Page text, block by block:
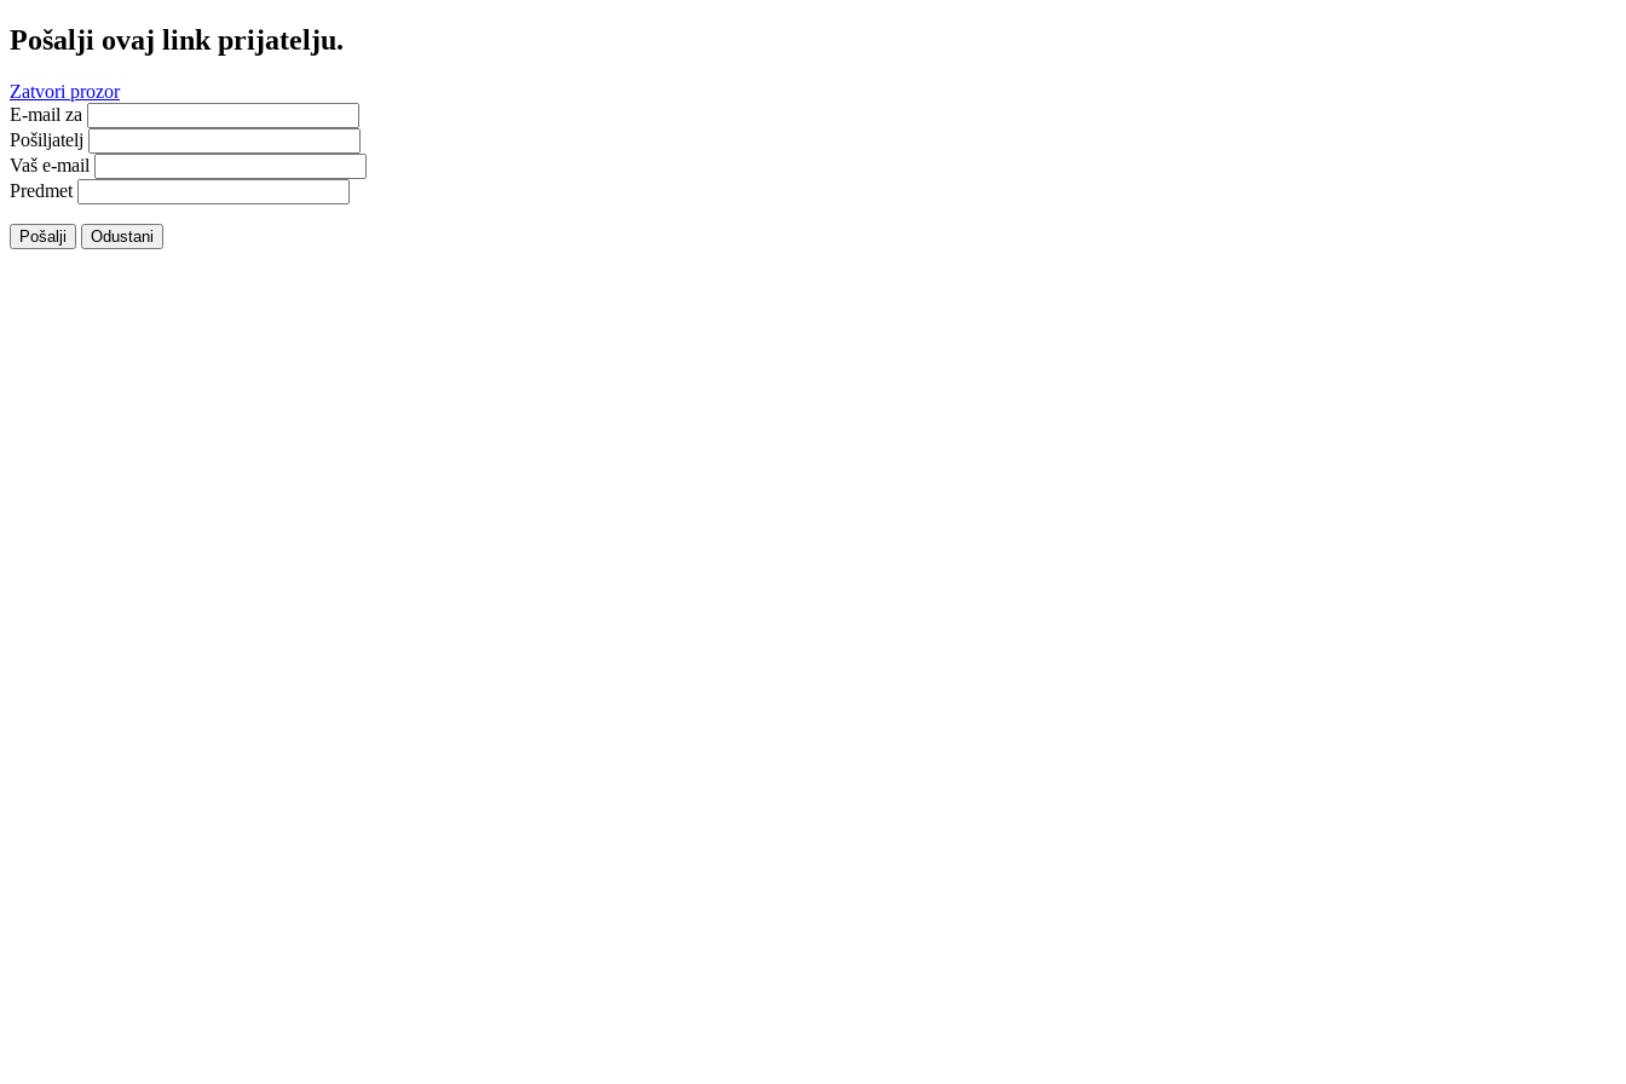
Pošalji ovaj link prijatelju.
Zatvori prozor
E-mail za
Pošiljatelj
Vaš e-mail
Predmet
Pošalji Odustani